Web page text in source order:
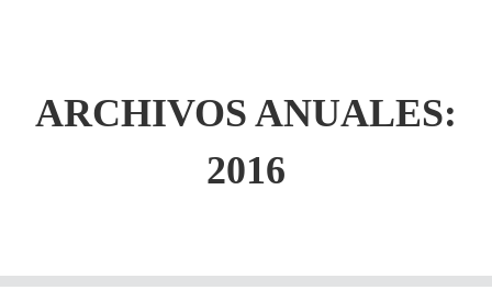
ARCHIVOS ANUALES:
2016